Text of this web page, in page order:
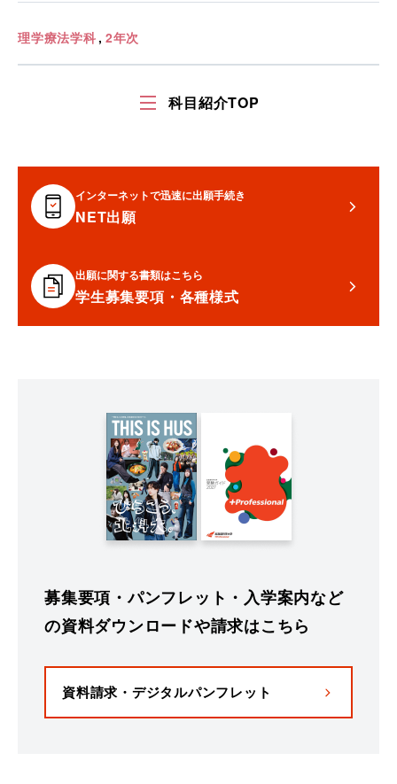
理学療法学科 2年次
科目紹介TOP
インターネットで迅速に出願手続き
NET出願
出願に関する書類はこちら
学生募集要項・各種様式
募集要項・パンフレット・入学案内など
の資料ダウンロードや請求はこちら
資料請求・デジタルパンフレット